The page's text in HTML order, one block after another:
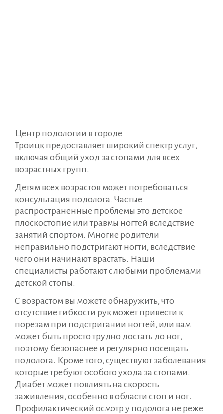
Центр подологии в городе
Троицк предоставляет широкий спектр услуг,
включая общий уход за стопами для всех
возрастных групп.
Детям всех возрастов может потребоваться
консультация подолога. Частые
распространенные проблемы это детское
плоскостопие или травмы ногтей вследствие
занятий спортом. Многие родители
неправильно подстригают ногти, вследствие
чего они начинают врастать. Наши
специалисты работают с любыми проблемами
детской стопы.
С возрастом вы можете обнаружить, что
отсутствие гибкости рук может привести к
порезам при подстригании ногтей, или вам
может быть просто трудно достать до ног,
поэтому безопаснее и регулярно посещать
подолога. Кроме того, существуют заболевания
которые требуют особого ухода за стопами.
Диабет может повлиять на скорость
заживления, особенно в области стоп и ног.
Профилактический осмотр у подолога не реже